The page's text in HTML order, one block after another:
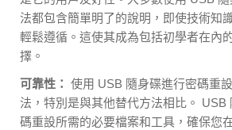
法都包含簡單明了的說明，即使技術知
輕鬆遵循。這使其成為包括初學者在內
擇。
可靠性： 使用 USB 隨身碟進行密碼重
法，特別是與其他替代方法相比。 USB
碼重設所需的必要檔案和工具，確保您